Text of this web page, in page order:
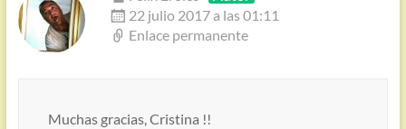
22 julio 2017 a las 01:11
Enlace permanente
Muchas gracias, Cristina !!